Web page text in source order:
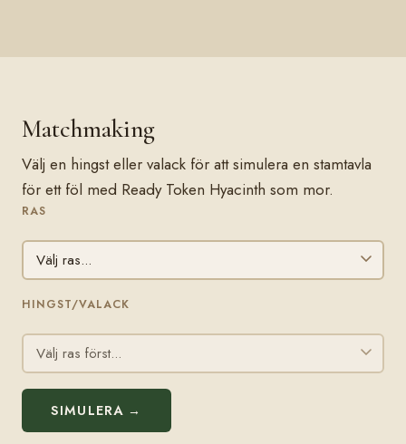
Matchmaking
Välj en hingst eller valack för att simulera en stamtavla
för ett föl med Ready Token Hyacinth som mor.
RAS
HINGST/VALACK
SIMULERA →